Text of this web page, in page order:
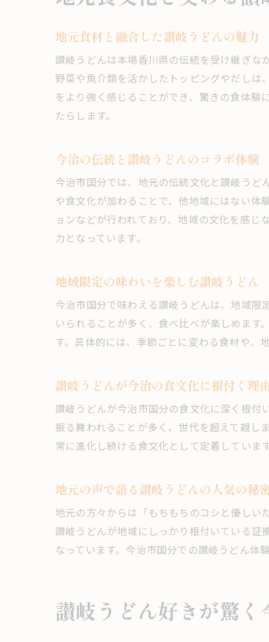
地元食材と融合した讃岐うどんの魅力
讃岐うどんは本場香川県の伝統を受け継ぎ
野菜や魚介類を活かしたトッピングやだし
をより強く感じることができ、驚きの食体
たらします。
今治の伝統と讃岐うどんのコラボ体験
今治市国分では、地元の伝統文化と讃岐うど
や食文化が加わることで、他地域にはない
ョンなどが行われており、地域の文化を感
力となっています。
地域限定の味わいを楽しむ讃岐うどん
今治市国分で味わえる讃岐うどんは、地域
いられることが多く、食べ比べが楽しめま
す。具体的には、季節ごとに変わる食材や、
讃岐うどんが今治の食文化に根付く理
讃岐うどんが今治市国分の食文化に深く根
振る舞われることが多く、世代を超えて親し
常に進化し続ける食文化として定着していま
地元の声で語る讃岐うどんの人気の秘
地元の方々からは「もちもちのコシと優しい
讃岐うどんが地域にしっかり根付いている証
なっています。今治市国分での讃岐うどん体
讃岐うどん好きが驚く